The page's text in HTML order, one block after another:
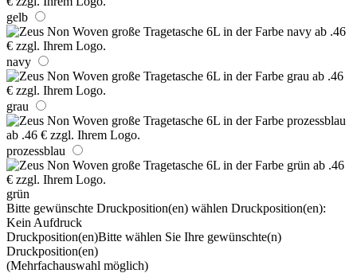
gelb
navy
grau
prozessblau
grün
Bitte gewünschte Druckposition(en) wählen Druckposition(en):
Kein Aufdruck
Druckposition(en)Bitte wählen Sie Ihre gewünschte(n)
Druckposition(en)
(Mehrfachauswahl möglich)